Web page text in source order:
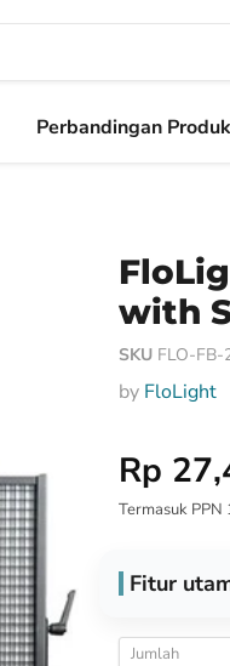
Perbandingan Produk
with
SKU FLO-FB-
by FloLight
Harga
Rp
Termasuk PPN
Fitur
Jumlah